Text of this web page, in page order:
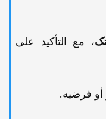
، مع التأکید على
أو فرضیه.